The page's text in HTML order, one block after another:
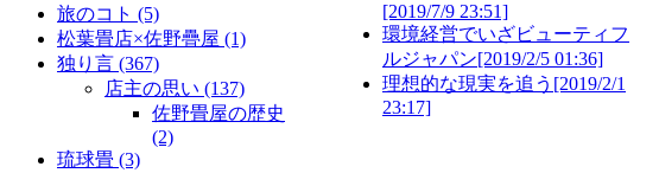
旅のコト (5)
松葉畳店×佐野疊屋 (1)
独り言 (367)
店主の思い (137)
佐野畳屋の歴史
(2)
琉球畳 (3)
[2019/7/9 23:51]
環境経営でいざビューティフ
ルジャパン[2019/2/5 01:36]
理想的な現実を追う [2019/2/1
23:17]